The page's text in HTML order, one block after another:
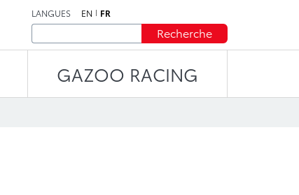
LANGUES EN FR
Recherche
GAZOO RACING